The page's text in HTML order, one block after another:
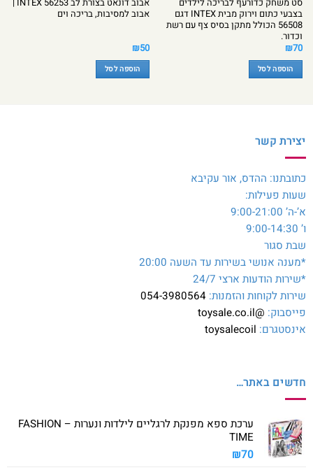
בצבעי כתום וירוק מבית INTEX דגם
56508 הכולל מתקן בסיס צף עם רשת
וכדור.
₪70
הוספה לסל
אבוב למסיבות, בריכה וים
₪50
הוספה לסל
יצירת קשר
כתובתנו: ההדס, אור עקיבא
שעות פעילות:
א’-ה’ 9:00-21:00
ו’ 9:00-14:30
שבת סגור
*מענה אנושי בשירות עד השעה 20:00
*שירות הודעות ארצי 24/7
שירות לקוחות והזמנות: 054-3980564
פייסבוק: @toysale.co.il
אינסטגרם: toysalecoil
חדשים באתר…
ערכת ספא מפנקת לרגליים לילדות ונערות – FASHION
TIME
₪70